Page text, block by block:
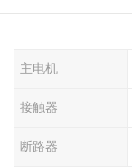
主电机
接触器
断路器